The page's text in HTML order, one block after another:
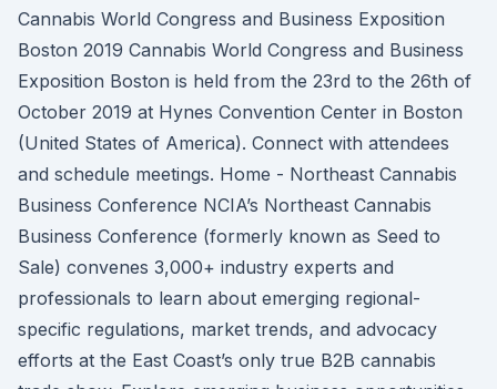
Cannabis World Congress and Business Exposition
Boston 2019 Cannabis World Congress and Business
Exposition Boston is held from the 23rd to the 26th of
October 2019 at Hynes Convention Center in Boston
(United States of America). Connect with attendees
and schedule meetings. Home - Northeast Cannabis
Business Conference NCIA’s Northeast Cannabis
Business Conference (formerly known as Seed to
Sale) convenes 3,000+ industry experts and
professionals to learn about emerging regional-
specific regulations, market trends, and advocacy
efforts at the East Coast’s only true B2B cannabis